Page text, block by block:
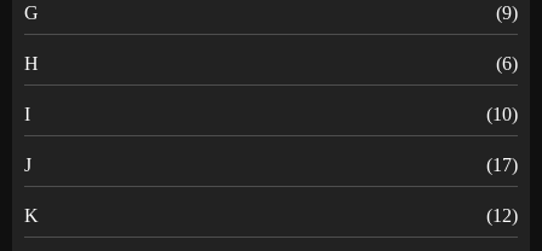
G (9)
H (6)
I (10)
J (17)
K (12)